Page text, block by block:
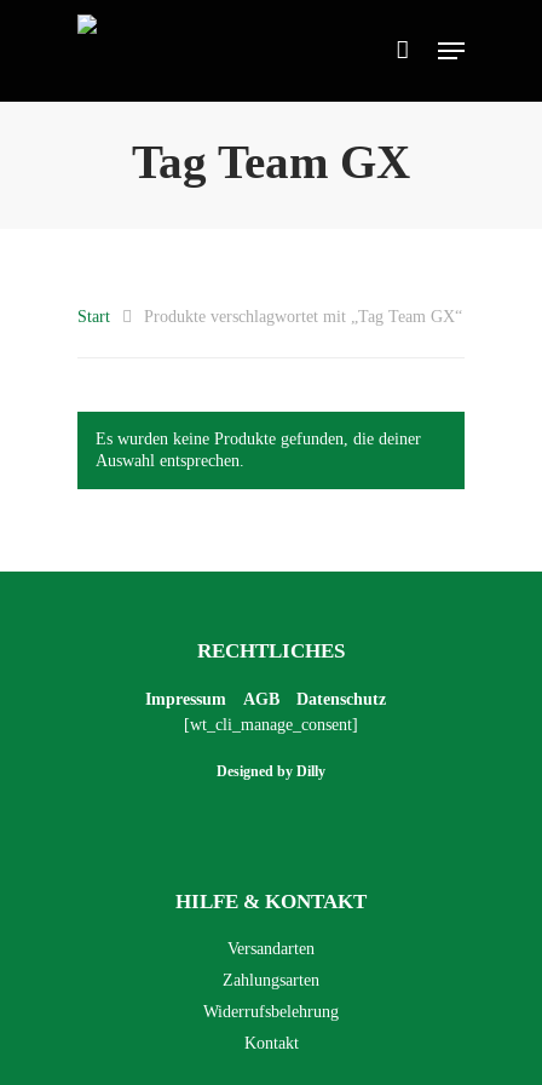
Tag Team GX
Start Produkte verschlagwortet mit „Tag Team GX“
Es wurden keine Produkte gefunden, die deiner
Auswahl entsprechen.
RECHTLICHES
Impressum AGB
Datenschutz
[wt_cli_manage_consent]
Designed by Dilly
HILFE & KONTAKT
Versandarten
Zahlungsarten
Widerrufsbelehrung
Kontakt